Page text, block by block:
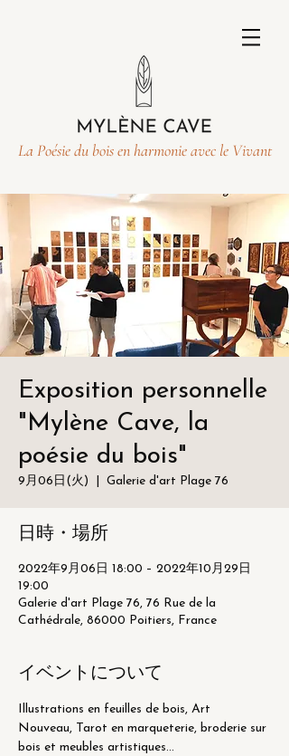
La Poésie du bois en harmonie avec le Vivant
Exposition personnelle
"Mylène Cave, la
poésie du bois"
9月06日(火) Galerie d'art Plage 76
日時・場所
2022年9月06日 18:00 – 2022年10月29日
19:00
Galerie d'art Plage 76, 76 Rue de la
Cathédrale, 86000 Poitiers, France
イベントについて
Illustrations en feuilles de bois, Art
Nouveau, Tarot en marqueterie, broderie sur
bois et meubles artistiques…